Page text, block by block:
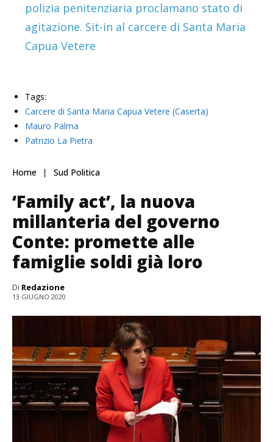
polizia penitenziaria proclamano stato di
agitazione. Sit-in al carcere di Santa Maria
Capua Vetere
Tags:
Carcere di Santa Maria Capua Vetere (Caserta)
Mauro Palma
Patrizio La Pietra
Home Sud Politica
‘Family act’, la nuova
millanteria del governo
Conte: promette alle
famiglie soldi già loro
Di Redazione
13 GIUGNO 2020